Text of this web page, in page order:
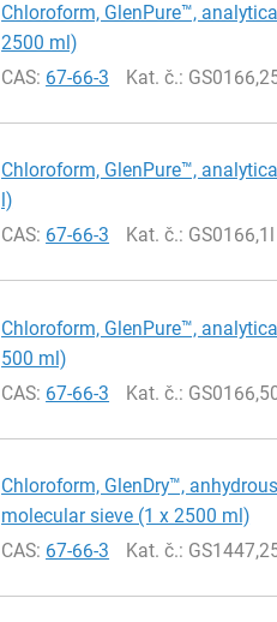
Chloroform, GlenPure™,
2500 ml)
CAS: 67-66-3 Kat. č.:
Chloroform, GlenPure™,
l)
CAS: 67-66-3 Kat. č.: GS0166,1l
Chloroform, GlenPure™,
500 ml)
CAS: 67-66-3 Kat. č.:
Chloroform, GlenDry™,
molecular sieve (1 x 2500 ml)
CAS: 67-66-3 Kat. č.: